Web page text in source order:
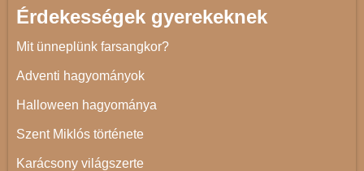
Érdekességek gyerekeknek
Mit ünneplünk farsangkor?
Adventi hagyományok
Halloween hagyománya
Szent Miklós története
Karácsony világszerte